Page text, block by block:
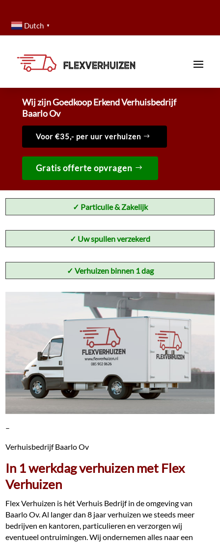
Dutch ▼
Wij zijn Goedkoop Erkend Verhuisbedrijf
Baarlo Ov
Voor €35,- per uur verhuizen
Gratis offerte opvragen
✓ Particulie & Zakelijk
✓ Uw spullen verzekerd
✓ Verhuizen binnen 1 dag
–
Verhuisbedrijf Baarlo Ov
In 1 werkdag verhuizen met Flex
Verhuizen
Flex Verhuizen is hét Verhuis Bedrijf in de omgeving van
Baarlo Ov. Al langer dan 8 jaar verhuizen we steeds meer
bedrijven en kantoren, particulieren en verzorgen wij
eventueel ontruimingen. Wij ondernemen alles naar een